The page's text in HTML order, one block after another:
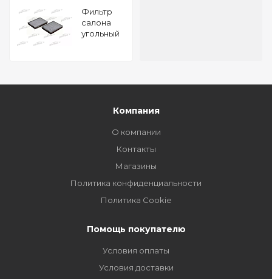
Фильтр
салона
угольный
Компания
О компании
Контакты
Магазины
Политика конфиденциальности
Политика Cookie
Помощь покупателю
Условия оплаты
Условия доставки